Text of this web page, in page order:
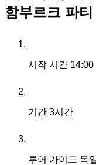
함부르크 파티
시작 시간 14:00
기간 3시간
투어 가이드 독